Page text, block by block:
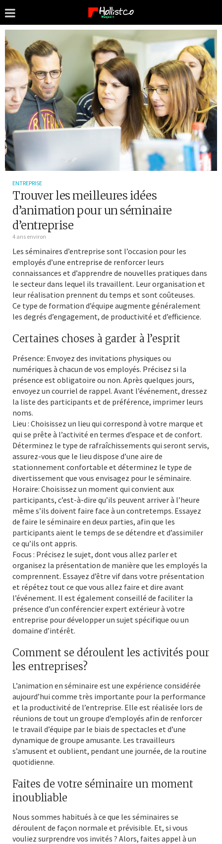
ENTREPRISE
Trouver les meilleures idées
d’animation pour un séminaire
d’entreprise
4 ans environ
Les séminaires d’entreprise sont l’occasion pour les
employés d’une entreprise de renforcer leurs
connaissances et d’apprendre de nouvelles pratiques dans
le secteur dans lequel ils travaillent. Leur organisation et
leur réalisation prennent du temps et sont coûteuses.
Ce type de formation d’équipe augmente généralement
les degrés d’engagement, de productivité et d’efficience.
Certaines choses à garder à l’esprit
Présence: Envoyez des invitations physiques ou
numériques à chacun de vos employés. Précisez si la
présence est obligatoire ou non. Après quelques jours,
envoyez un courriel de rappel. Avant l’événement, dressez
la liste des participants et de préférence, imprimer leurs
noms.
Lieu : Choisissez un lieu qui correspond à votre marque et
qui se prête à l’activité en termes d’espace et de confort.
Déterminez le type de rafraîchissements qui seront servis,
assurez-vous que le lieu dispose d’une aire de
stationnement confortable et déterminez le type de
divertissement que vous envisagez pour le séminaire.
Horaire: Choisissez un moment qui convient aux
participants, c’est-à-dire qu’ils peuvent arriver à l’heure
même s’ils doivent faire face à un contretemps. Essayez
de faire le séminaire en deux parties, afin que les
participants aient le temps de se détendre et d’assimiler
ce qu’ils ont appris.
Focus : Précisez le sujet, dont vous allez parler et
organisez la présentation de manière que les employés la
comprennent. Essayez d’être vif dans votre présentation
et répétez tout ce que vous allez faire et dire avant
l’événement. Il est également conseillé de faciliter la
présence d’un conférencier expert extérieur à votre
entreprise pour développer un sujet spécifique ou un
domaine d’intérêt.
Comment se déroulent les activités pour
les entreprises?
L’animation en séminaire est une expérience considérée
aujourd’hui comme très importante pour la performance
et la productivité de l’entreprise. Elle est réalisée lors de
réunions de tout un groupe d’employés afin de renforcer
le travail d’équipe par le biais de spectacles et d’une
dynamique de groupe amusante. Les travailleurs
s’amusent et oublient, pendant une journée, de la routine
quotidienne.
Faites de votre séminaire un moment
inoubliable
Nous sommes habitués à ce que les séminaires se
déroulent de façon normale et prévisible. Et, si vous
vouliez surprendre vos invités ? Alors, faites appel à un